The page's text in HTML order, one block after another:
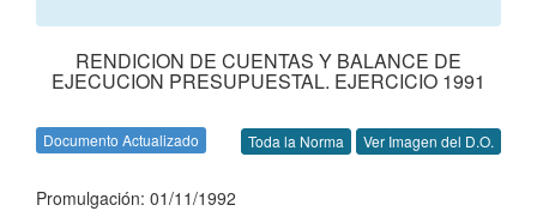
RENDICION DE CUENTAS Y BALANCE DE
EJECUCION PRESUPUESTAL. EJERCICIO 1991
Documento Actualizado Toda la Norma Ver Imagen del D.O.
Promulgación: 01/11/1992